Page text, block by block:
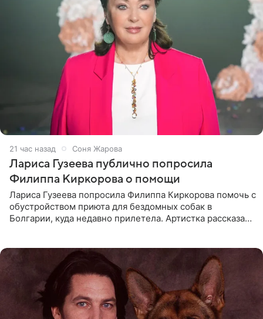
21 час назад Соня Жарова
Лариса Гузеева публично попросила
Филиппа Киркорова о помощи
Лариса Гузеева попросила Филиппа Киркорова помочь с
обустройством приюта для бездомных собак в
Болгарии, куда недавно прилетела. Артистка рассказала